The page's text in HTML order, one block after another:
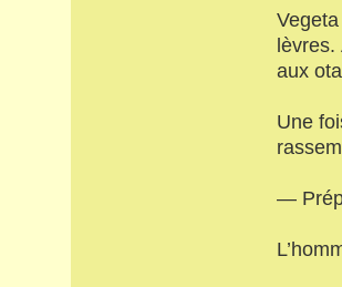
lèvres.
aux
Une
—